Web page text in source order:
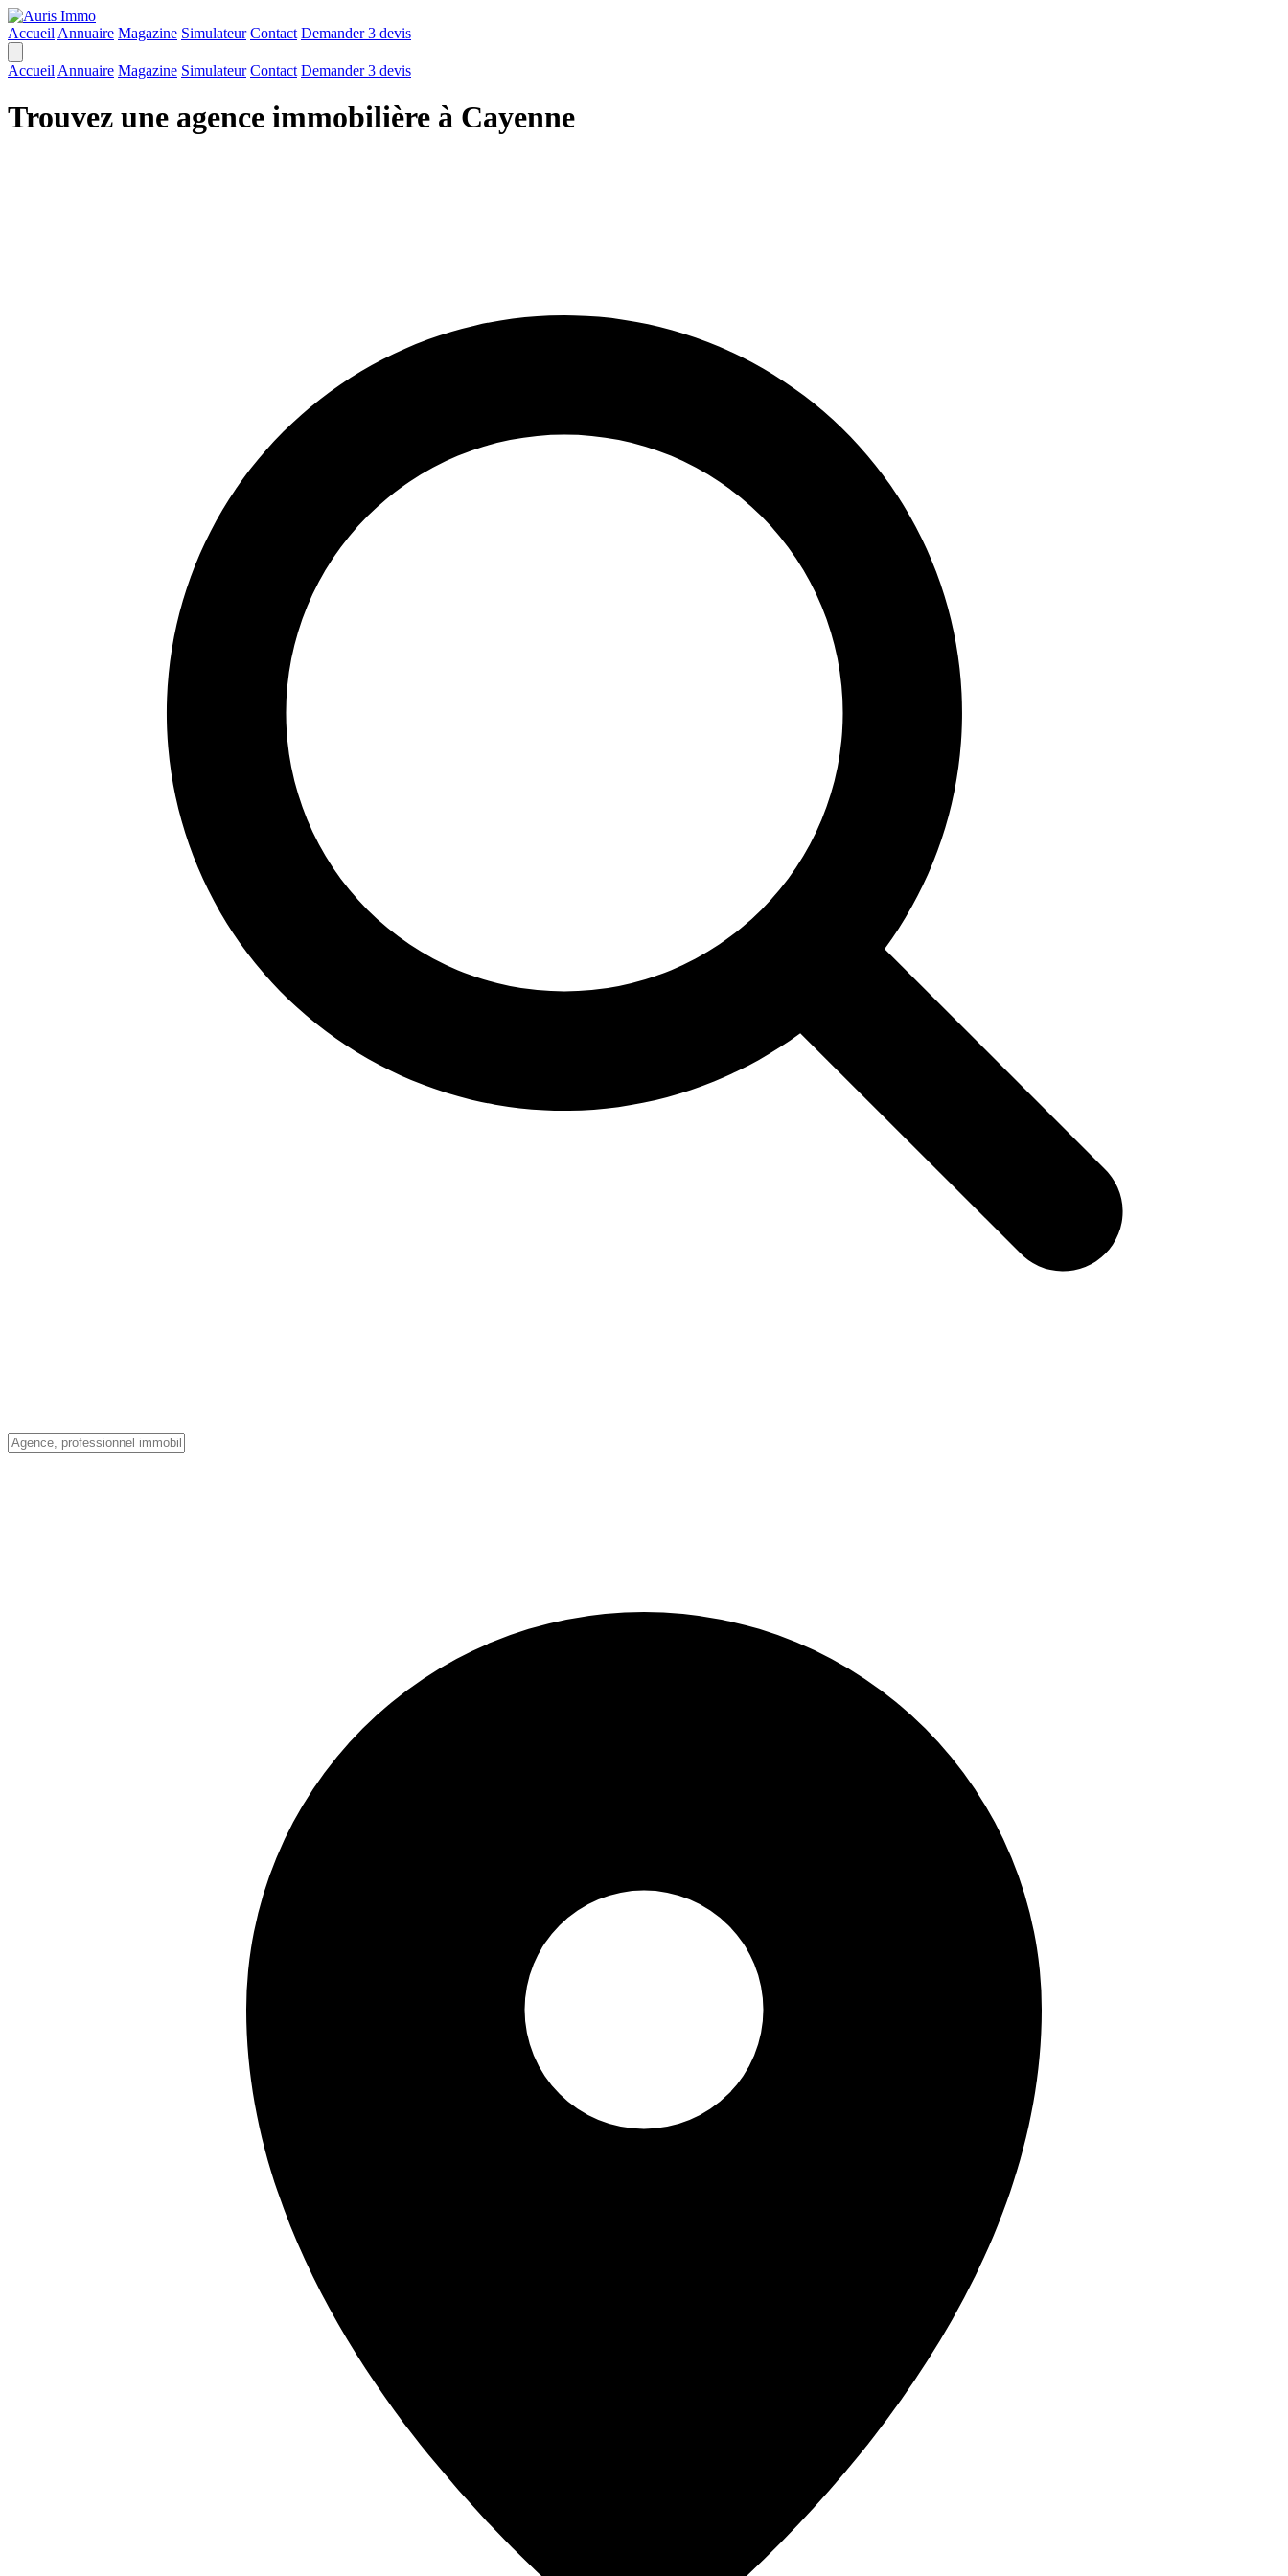
Accueil Annuaire Magazine Simulateur Contact Demander 3 devis
Accueil Annuaire Magazine Simulateur Contact Demander 3 devis
Trouvez une agence immobilière à Cayenne